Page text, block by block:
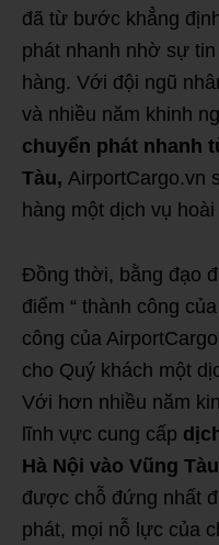
đã từ bước khẳng
phát nhanh nhờ sự
hàng. Với đội ngũ
và nhiều năm khinh
chuyển phát nhanh
Tàu, AirportCargo.vn
hàng một dịch vụ
Đồng thời, bằng đạo
điểm “ thành công
công của
cho Quý khách một
Với hơn nhiều năm
lĩnh vực cung cấp
Hà Nội vào Vũng Tàu
được chỗ đứng nhất
phát, mọi nỗ lực của